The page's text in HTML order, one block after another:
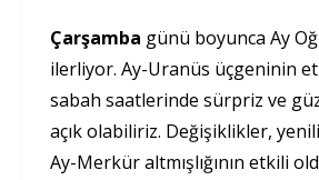
Çarşamba günü boyunca Ay
ilerliyor. Ay-Uranüs üçgeninin
sabah saatlerinde sürpriz ve
açık olabiliriz. Değişiklikler,
Ay-Merkür altmışlığının etkili